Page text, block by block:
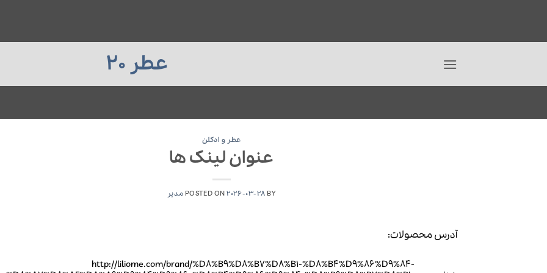
عطر 20
عطر و ادکلن
عنوان لینک ها
POSTED ON2026-03-28 BY مدیر
آدرس محصولات:
http://liliome.com/brand/%D8%B9%D8%B7%D8%B1-%D8%B4%D9%86%D9%84-